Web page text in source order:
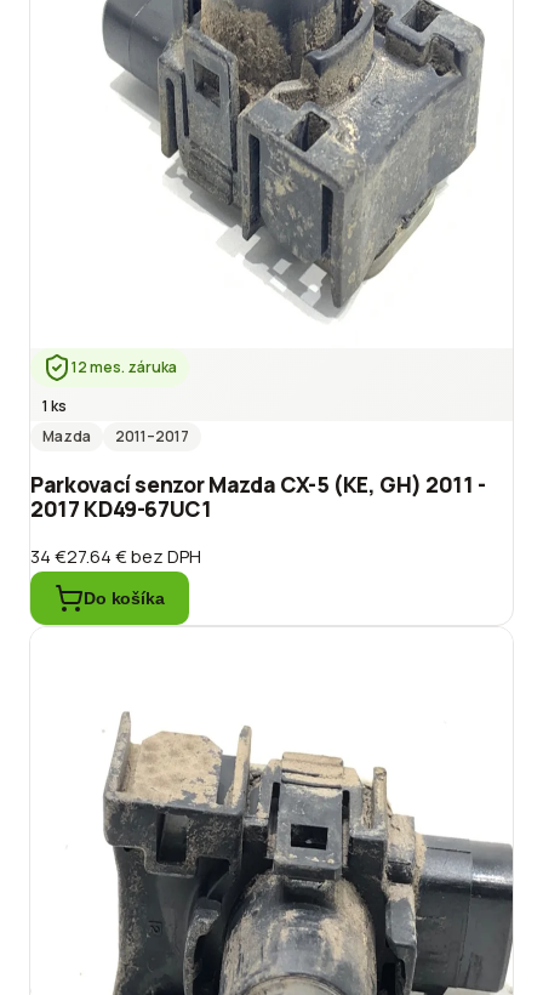
12 mes. záruka
1 ks
Mazda
2011–2017
Parkovací senzor Mazda CX-5 (KE, GH) 2011 -
2017 KD49-67UC1
34 €27.64 €bez DPH
Do košíka